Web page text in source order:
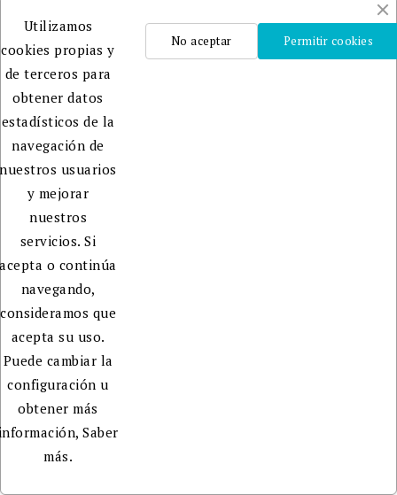
Utilizamos
cookies propias y
de terceros para
obtener datos
estadísticos de la
navegación de
nuestros usuarios
y mejorar
nuestros
servicios. Si
acepta o continúa
navegando,
consideramos que
acepta su uso.
Puede cambiar la
configuración u
obtener más
Saber
más.
Permitir cookies
No aceptar